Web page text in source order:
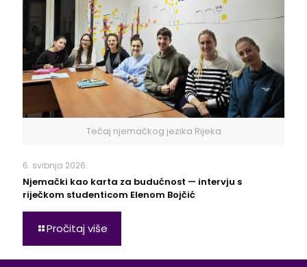
Tečaj njemačkog jezika Rijeka
6. svibnja 2026.
Njemački kao karta za budućnost — intervju s
riječkom studenticom Elenom Bojčić
Pročitaj više